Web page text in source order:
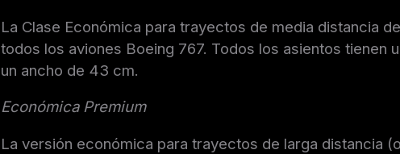
La Clase Económica para trayectos de media distancia
todos los aviones Boeing 767. Todos los asientos tienen
un ancho de 43 cm.
Económica Premium
La versión económica para trayectos de larga distancia